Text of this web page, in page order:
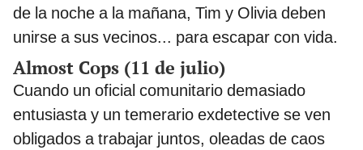
de la noche a la mañana, Tim y Olivia deben
unirse a sus vecinos... para escapar con vida.
Almost Cops (11 de julio)
Cuando un oficial comunitario demasiado
entusiasta y un temerario exdetective se ven
obligados a trabajar juntos, oleadas de caos